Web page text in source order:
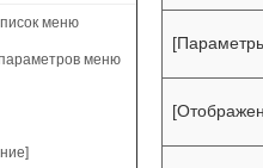
меню
меню